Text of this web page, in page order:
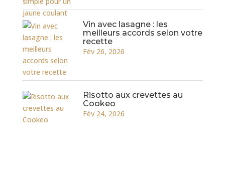
Vin avec lasagne : les
meilleurs accords selon votre
recette
Fév 26, 2026
Risotto aux crevettes au
Cookeo
Fév 24, 2026